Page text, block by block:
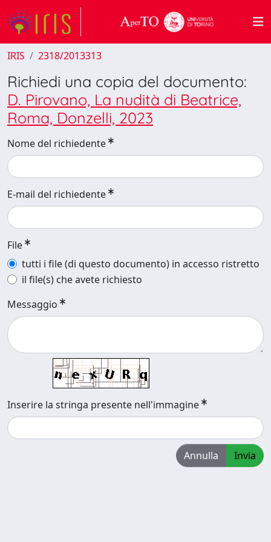
IRIS 2318/2013313
Richiedi una copia del documento:
D. Pirovano, La nudità di Beatrice,
Roma, Donzelli, 2023
Nome del richiedente
E-mail del richiedente
File
tutti i file (di questo documento) in accesso ristretto
il file(s) che avete richiesto
Messaggio
Inserire la stringa presente nell'immagine
Annulla Invia